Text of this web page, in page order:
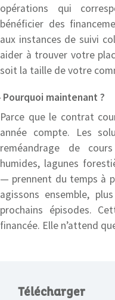
opérations qui
bénéficier des
aux instances de suivi
aider à trouver votre
soit la taille de votre
Pourquoi maintenant ?
Parce que le contrat
année compte. Les
reméandrage de
humides, lagunes
— prennent du temps à
agissons ensemble,
prochains épisodes.
financée. Elle n’attend
Télécharger